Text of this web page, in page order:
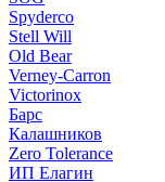
Spyderco
Stell Will
Old Bear
Verney-Carron
Victorinox
Барс
Калашников
Zero Tolerance
ИП Елагин